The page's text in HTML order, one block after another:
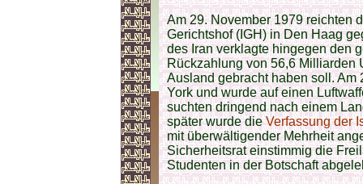
Am 29. November 1979 reichten
Gerichtshof (IGH) in Den Haag
des Iran verklagte hingegen den
Rückzahlung von 56,6 Milliarden
Ausland gebracht haben soll.
York und wurde auf einen
suchten dringend nach einem
später wurde dieVerfassung der
mit überwältigender Mehrheit
Sicherheitsrat einstimmig die
Studenten in der Botschaft